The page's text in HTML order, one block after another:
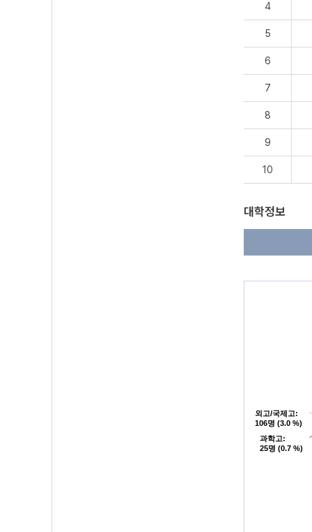
4
5
6
7
8
9
10
대학정보
과학고:
25명 (0.7 %)
과학고:
25명 (0.7 %)
외고/국제고:
106명 (3.0 %)
외고/국제고:
106명 (3.0 %)